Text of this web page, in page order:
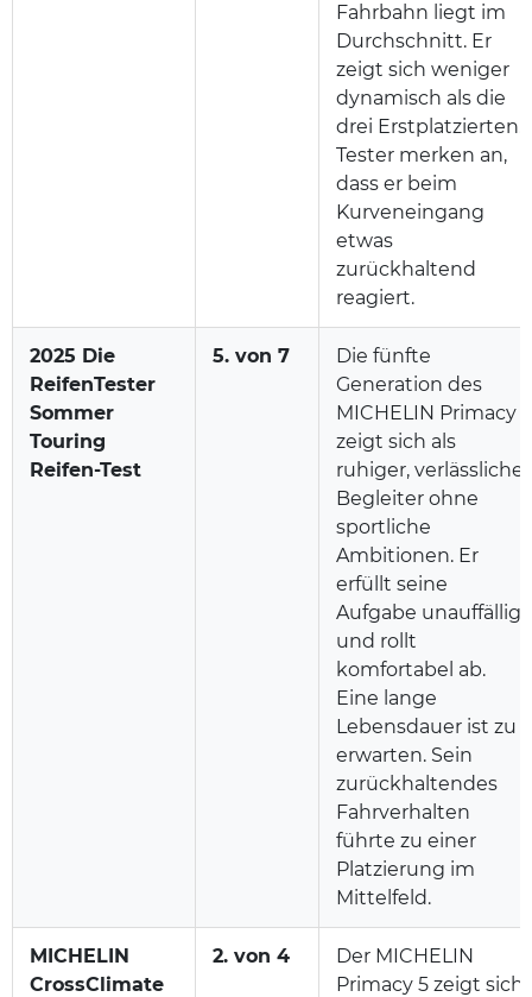
Fahrbahn liegt im
Durchschnitt. Er
zeigt sich weniger
dynamisch als die
drei Erstplatzierten.
Tester merken an,
dass er beim
Kurveneingang
etwas
zurückhaltend
reagiert.
2025 Die
ReifenTester
Sommer
Touring
Reifen-Test
5. von 7
Die fünfte
Generation des
MICHELIN Primacy
zeigt sich als
ruhiger, verlässlicher
Begleiter ohne
sportliche
Ambitionen. Er
erfüllt seine
Aufgabe unauffällig
und rollt
komfortabel ab.
Eine lange
Lebensdauer ist zu
erwarten. Sein
zurückhaltendes
Fahrverhalten
führte zu einer
Platzierung im
Mittelfeld.
MICHELIN
CrossClimate
2. von 4
Der MICHELIN
Primacy 5 zeigt sich